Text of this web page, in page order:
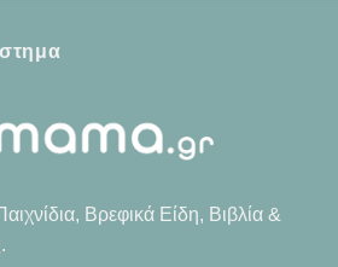
Βρεφικά Είδη, Βιβλία &